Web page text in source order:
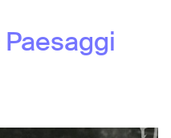
Paesaggi